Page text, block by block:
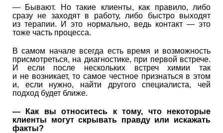
— Бывают. Но такие клиенты, как правило, либо
сразу не заходят в работу, либо быстро выходят
из терапии. И это нормально, ведь контакт — это
тоже часть процесса.
В самом начале всегда есть время и возможность
присмотреться, на диагностике, при первой встрече.
И если после нескольких встреч химии так
и не возникает, то самое честное признаться в этом
и, если нужно, найти другого специалиста, чей
подход будет ближе.
—
Как вы относитесь к тому, что некоторые
клиенты могут скрывать правду или искажать
факты?